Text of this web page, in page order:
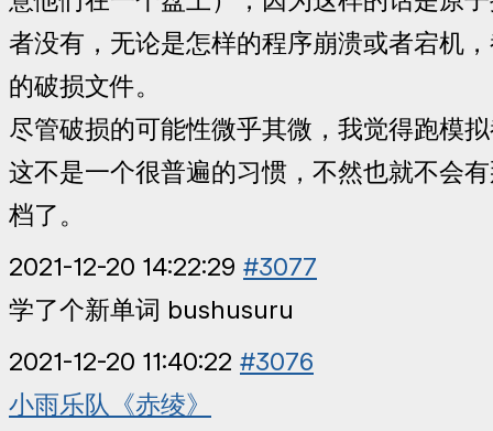
者没有，无论是怎样的程序崩溃或者宕机
的破损文件。
尽管破损的可能性微乎其微，我觉得跑模
这不是一个很普遍的习惯，不然也就不会
档了。
2021-12-20 14:22:29 #3077
学了个新单词 bushusuru
2021-12-20 11:40:22 #3076
小雨乐队《赤绫》